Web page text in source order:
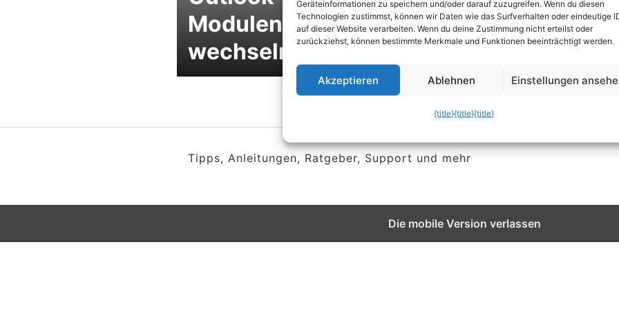
Modulen
wechseln
Tipps, Anleitungen, Ratgeber, Support und mehr
Geräteinformationen zu speichern und/oder darauf zuzugreifen. Wenn du diesen
Technologien zustimmst, können wir Daten wie das Surfverhalten oder eindeutige
auf dieser Website verarbeiten. Wenn du deine Zustimmung nicht erteilst oder
zurückziehst, können bestimmte Merkmale und Funktionen beeinträchtigt werden.
Akzeptieren Ablehnen Einstellungen
{title}{title}{title}
Die mobile Version verlassen